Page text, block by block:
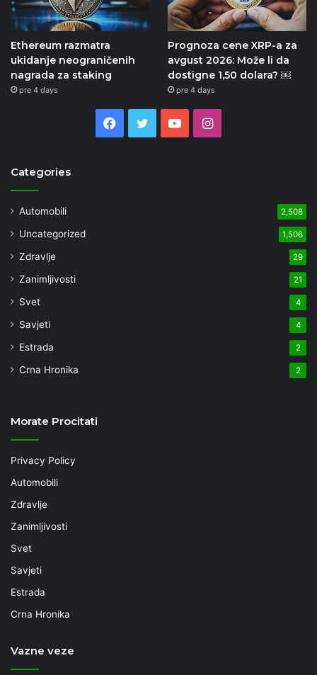
Ethereum razmatra
ukidanje neograničenih
nagrada za staking
pre 4 days
Prognoza cene XRP-a za
avgust 2026: Može li da
dostigne 1,50 dolara? ￼
pre 4 days
Facebook
TwitterYouTubeInstagram
Categories
Automobili 2,508
Uncategorized 1,506
Zdravlje 29
Zanimljivosti 21
Svet 4
Savjeti 4
Estrada 2
Crna Hronika 2
Morate Procitati
Privacy Policy
Automobili
Zdravlje
Zanimljivosti
Svet
Savjeti
Estrada
Crna Hronika
Vazne veze